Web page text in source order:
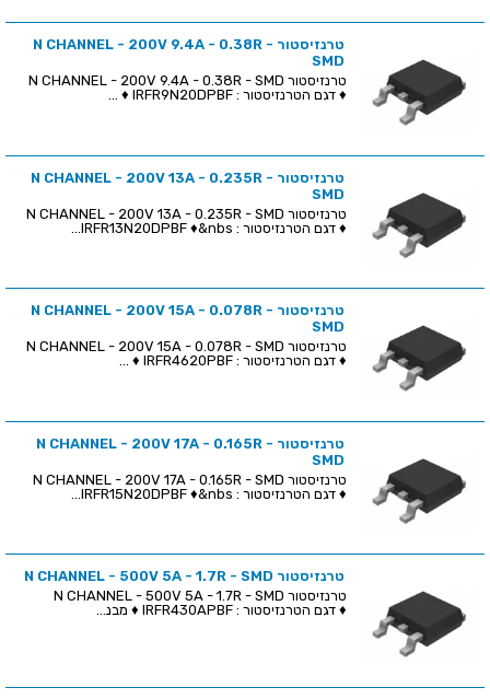
טרנזיסטור N CHANNEL - 200V 9.4A - 0.38R -
SMD
♦ דגם הטרנזיסטור : IRFR9N20DPBF ♦ ...
טרנזיסטור N CHANNEL - 200V 13A - 0.235R -
SMD
♦ דגם הטרנזיסטור : IRFR13N20DPBF ♦&nbs...
טרנזיסטור N CHANNEL - 200V 15A - 0.078R -
SMD
♦ דגם הטרנזיסטור : IRFR4620PBF ♦ ...
טרנזיסטור N CHANNEL - 200V 17A - 0.165R -
SMD
♦ דגם הטרנזיסטור : IRFR15N20DPBF ♦&nbs...
טרנזיסטור N CHANNEL - 500V 5A - 1.7R - SMD
♦ דגם הטרנזיסטור : IRFR430APBF ♦ מבנ...